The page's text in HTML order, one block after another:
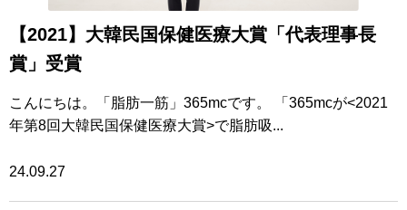
【2021】大韓民国保健医療大賞「代表理事長
賞」受賞
こんにちは。「脂肪一筋」365mcです。 「365mcが<2021
年第8回大韓民国保健医療大賞>で脂肪吸...
24.09.27